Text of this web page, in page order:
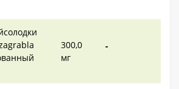
300,0
мг
-